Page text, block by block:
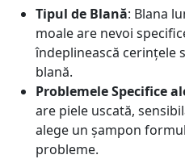
Tipul de Blană: Blana
moale are nevoi
îndeplinească cerințele
blană.
Problemele Specifice
are piele uscată,
alege un șampon
probleme.